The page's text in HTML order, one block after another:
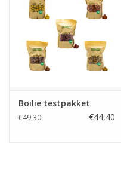
Boilie testpakket
€49,30 €44,40